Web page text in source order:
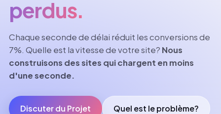
perdus.
Chaque seconde de délai réduit les conversions de
7%. Quelle est la vitesse de votre site? Nous
construisons des sites qui chargent en moins
d'une seconde.
Discuter du Projet Quel est le problème?